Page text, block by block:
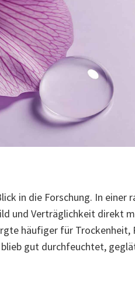
in die Forschung. In einer
und Verträglichkeit direkt
häufiger für Trockenheit,
gut durchfeuchtet,